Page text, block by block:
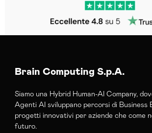
Brain Computing S.p.A.
Siamo una Hybrid Human-AI Company,
Agenti AI sviluppano percorsi di Business
progetti innovativi per aziende che come
futuro.